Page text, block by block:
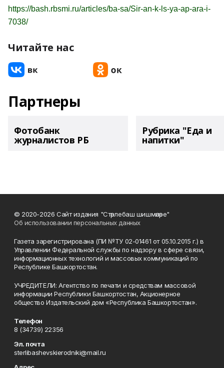
https://bash.rbsmi.ru/articles/ba-sa/Sir-an-k-ls-ya-ap-ara-i-
7038/
Читайте нас
Партнеры
Фотобанк
журналистов РБ
Рубрика "Еда и
напитки"
© 2020-2026 Сайт издания "Стәрлебаш шишмәләре"
Об использовании персональных данных
Газета зарегистрирована (ПИ №ТУ 02-01461 от 05.10.2015 г.) в
Управлении Федеральной службы по надзору в сфере связи,
информационных технологий и массовых коммуникаций по
Республике Башкортостан.
УЧРЕДИТЕЛИ: Агентство по печати и средствам массовой
информации Республики Башкортостан, Акционерное
общество Издательский дом «Республика Башкортостан».
Телефон
8 (34739) 22356
Эл. почта
sterlibashevskierodniki@mail.ru